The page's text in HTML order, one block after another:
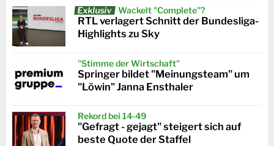
Exklusiv Wackelt "Complete"?
RTL verlagert Schnitt der Bundesliga-
Highlights zu Sky
"Stimme der Wirtschaft"
Springer bildet "Meinungsteam" um
"Löwin" Janna Ensthaler
Rekord bei 14-49
"Gefragt - gejagt" steigert sich auf
beste Quote der Staffel